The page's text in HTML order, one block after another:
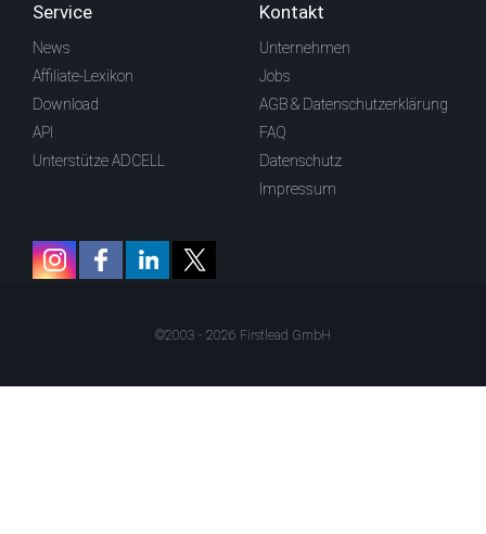
Service
News
Affiliate-Lexikon
Download
API
Unterstütze ADCELL
Kontakt
Unternehmen
Jobs
AGB & Datenschutzerklärung
FAQ
Datenschutz
Impressum
©2003 - 2026 Firstlead GmbH